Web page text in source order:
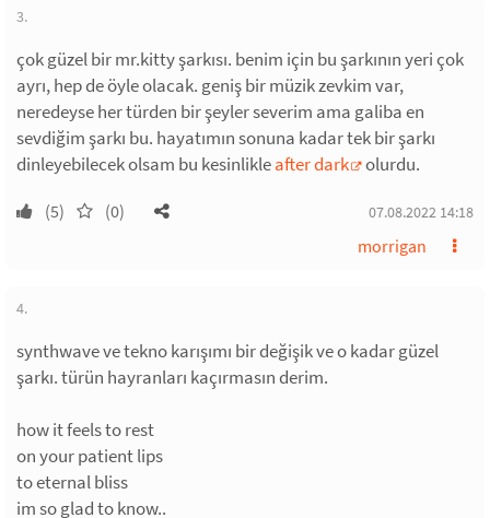
3.
çok güzel bir mr.kitty şarkısı. benim için bu şarkının yeri çok
ayrı, hep de öyle olacak. geniş bir müzik zevkim var,
neredeyse her türden bir şeyler severim ama galiba en
sevdiğim şarkı bu. hayatımın sonuna kadar tek bir şarkı
dinleyebilecek olsam bu kesinlikleafter dark olurdu.
(5) (0) 07.08.2022 14:18
morrigan
4.
synthwave ve tekno karışımı bir değişik ve o kadar güzel
şarkı. türün hayranları kaçırmasın derim.
how it feels to rest
on your patient lips
to eternal bliss
im so glad to know..